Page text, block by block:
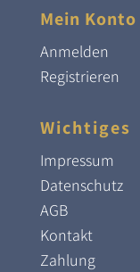
Mein Konto
Anmelden
Registrieren
Wichtiges
Impressum
Datenschutz
AGB
Kontakt
Zahlung